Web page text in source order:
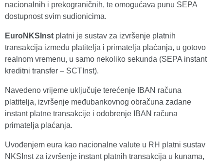
nacionalnih i prekograničnih, te omogućava punu SEPA
dostupnost svim sudionicima.
EuroNKSInst platni je sustav za izvršenje platnih
transakcija između platitelja i primatelja plaćanja, u gotovo
realnom vremenu, u samo nekoliko sekunda (SEPA instant
kreditni transfer – SCTInst).
Navedeno vrijeme uključuje terećenje IBAN računa
platitelja, izvršenje međubankovnog obračuna zadane
instant platne transakcije i odobrenje IBAN računa
primatelja plaćanja.
Uvođenjem eura kao nacionalne valute u RH platni sustav
NKSInst za izvršenje instant platnih transakcija u kunama,